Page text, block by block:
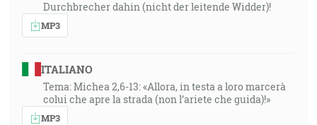
Durchbrecher dahin (nicht der leitende Widder)!
MP3
ITALIANO
Tema: Michea 2,6-13: «Allora, in testa a loro marcerà
colui che apre la strada (non l’ariete che guida)!»
MP3